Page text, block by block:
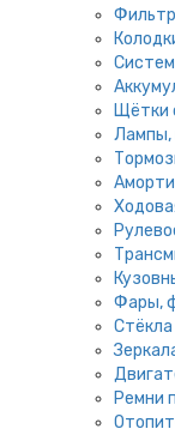
Щётки
Лампы,
Фары,
Ремни